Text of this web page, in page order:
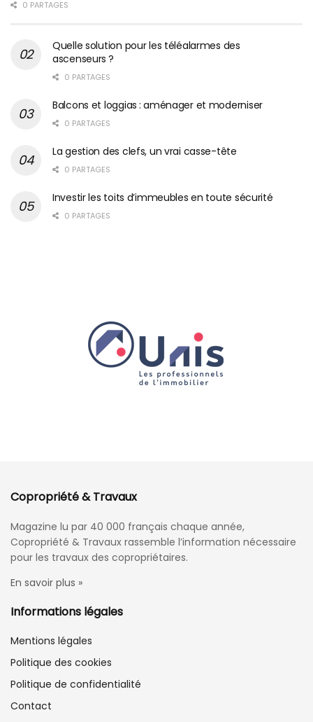
0 PARTAGES
Quelle solution pour les téléalarmes des
ascenseurs ?
0 PARTAGES
Balcons et loggias : aménager et moderniser
0 PARTAGES
La gestion des clefs, un vrai casse-tête
0 PARTAGES
Investir les toits d’immeubles en toute sécurité
0 PARTAGES
Copropriété & Travaux
Magazine lu par 40 000 français chaque année,
Copropriété & Travaux rassemble l’information nécessaire
pour les travaux des copropriétaires.
En savoir plus »
Informations légales
Mentions légales
Politique des cookies
Politique de confidentialité
Contact